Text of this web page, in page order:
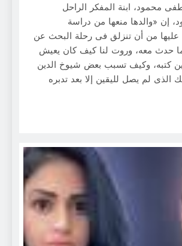
محمود، ابنة المفكر الراحل
إن «والدها منعها من دراسة
عليها من أن تنزلق فى رحلة البحث عن
حدث معه، وروت لنا كيف كان يعيش
كتبه، وكيف تسبب بعض شيوخ الدين
لم يصل لليقين إلا بعد تدبره